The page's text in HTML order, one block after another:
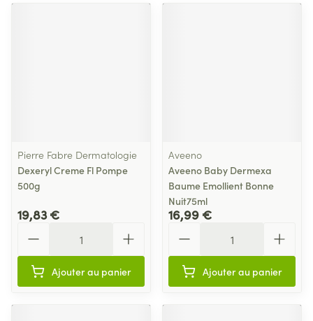
Pierre Fabre Dermatologie
Dexeryl Creme Fl Pompe
500g
19,83 €
Ajouter au panier
Aveeno
Aveeno Baby Dermexa
Baume Emollient Bonne
Nuit75ml
16,99 €
Ajouter au panier